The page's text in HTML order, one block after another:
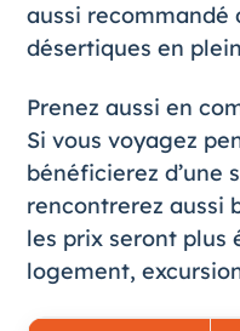
aussi recommandé
désertiques en
Prenez aussi en
Si vous voyagez
bénéficierez d’une
rencontrerez aussi
les prix seront plus
logement,